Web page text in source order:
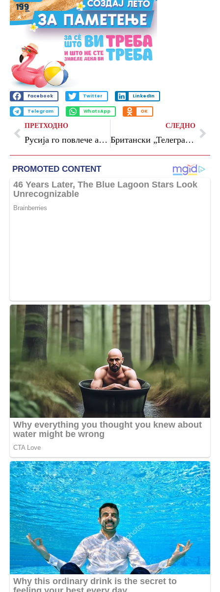
Facebook Twitter LinkedIn
Telegram WhatsApp OK
ПРЕТХОДНО
Русија го повлече амбасадорот од Ерменија, Путин се заканува со „украинско сценарио“
СЛЕДНО
Британски „Телеграф“: Додека светот гледа кон војната во Иран, Ердоган брутално ја збриша опозицијата